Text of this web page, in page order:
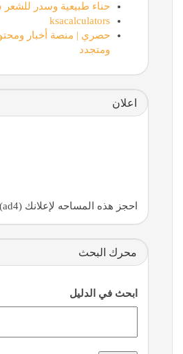
حناء طبيعية وسدر
ksacalculators
حصري | منصة أخبار
ومتجدد
اعلان
احجز هذه المساحه لإعلانك (ad4)
محرك البحث
ابحث في الدليل